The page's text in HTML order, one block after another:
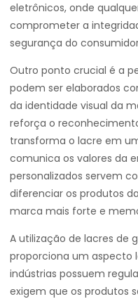
eletrônicos, onde
comprometer a
segurança do
Outro ponto crucial é a
podem ser elaborados
da identidade visual da
reforça o
transforma o lacre em
comunica os valores da
personalizados servem
diferenciar os produtos
marca mais forte e
A utilização de lacres de
proporciona um aspecto
indústrias possuem
exigem que os produtos